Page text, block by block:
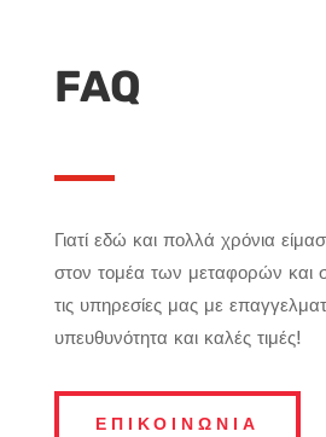
FAQ
Γιατί εδώ και πολλά χρόνια
στον τομέα των μεταφορών και
τις υπηρεσίες μας με
υπευθυνότητα και καλές τιμές!
ΕΠΙΚΟΙΝΩΝΙΑ